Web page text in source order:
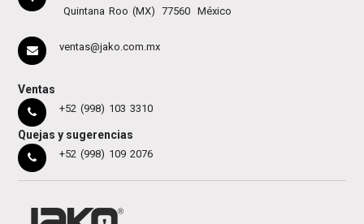
Quintana Roo (MX)
77560 México
ventas@jako.com.mx
Ventas
+52 (998) 103 3310
Quejas y sugerencias
+52 (998) 109 2076